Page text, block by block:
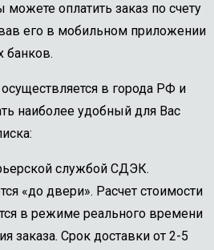
можете оплатить заказ по счету
его в мобильном приложении
банков.
в города РФ и
наиболее удобный для Вас
службой СДЭК.
«до двери». Расчет стоимости
в режиме реального времени
заказа. Срок доставки от 2-5